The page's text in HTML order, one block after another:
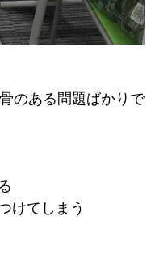
のある問題ばかりで
けてしまう